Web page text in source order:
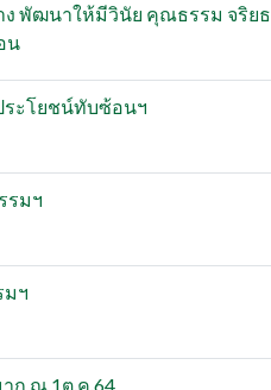
พัฒนาให้มีวินัย คุณธรรม จริย
น
ระโยชน์ทับซ้อนฯ
รมฯ
มฯ
ก ณ 1ต.ค.64